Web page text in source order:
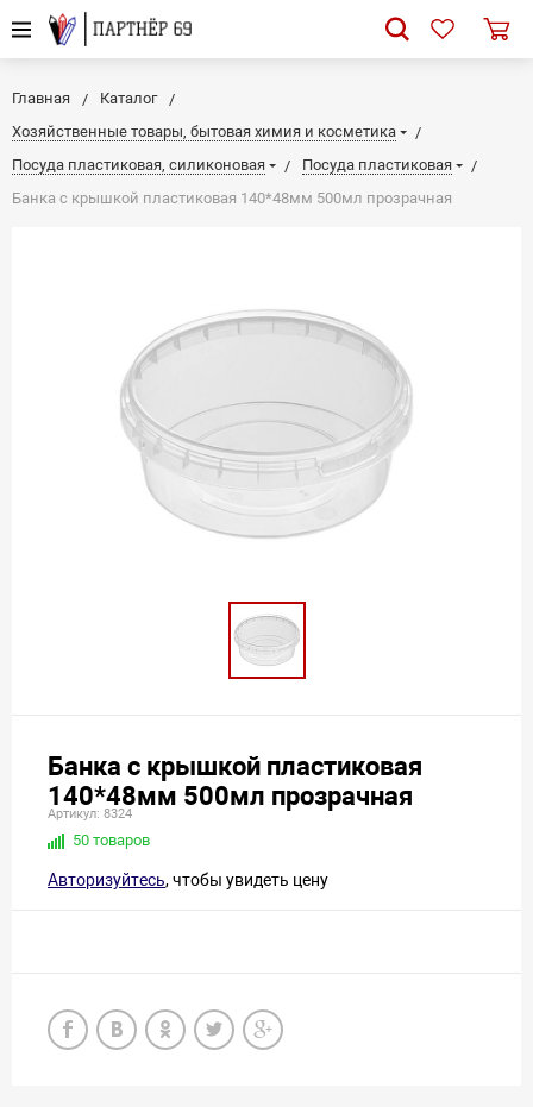
Главная
Каталог
Хозяйственные товары, бытовая химия и косметика
Посуда пластиковая, силиконовая
Посуда пластиковая
Банка с крышкой пластиковая 140*48мм 500мл прозрачная
Банка с крышкой пластиковая
140*48мм 500мл прозрачная
Артикул: 8324
50 товаров
Авторизуйтесь, чтобы увидеть цену